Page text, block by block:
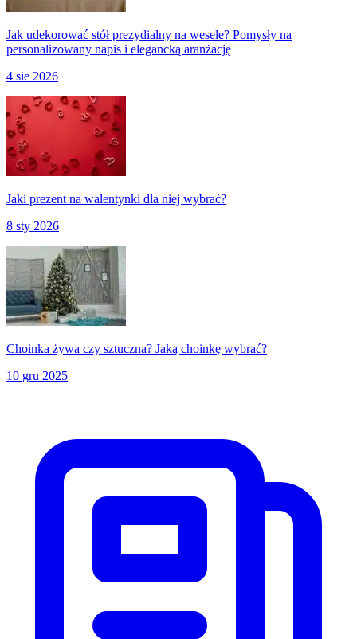
Jak udekorować stół prezydialny na wesele? Pomysły na
personalizowany napis i elegancką aranżację
4 sie 2026
Jaki prezent na walentynki dla niej wybrać?
8 sty 2026
Choinka żywa czy sztuczna? Jaką choinkę wybrać?
10 gru 2025